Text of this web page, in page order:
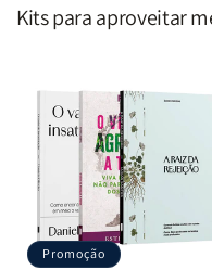
Kits para aproveitar
Promoção